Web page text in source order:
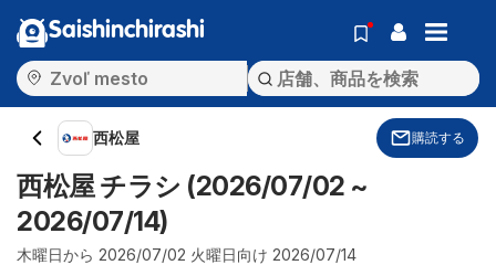
Saishinchirashi
西松屋 購読する
西松屋 チラシ (2026/07/02 ~
2026/07/14)
木曜日から 2026/07/02 火曜日向け 2026/07/14